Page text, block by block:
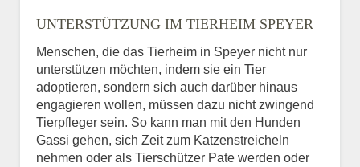
UNTERSTÜTZUNG IM TIERHEIM SPEYER
Menschen, die das Tierheim in Speyer nicht nur
unterstützen möchten, indem sie ein Tier
adoptieren, sondern sich auch darüber hinaus
engagieren wollen, müssen dazu nicht zwingend
Tierpfleger sein. So kann man mit den Hunden
Gassi gehen, sich Zeit zum Katzenstreicheln
nehmen oder als Tierschützer Pate werden oder